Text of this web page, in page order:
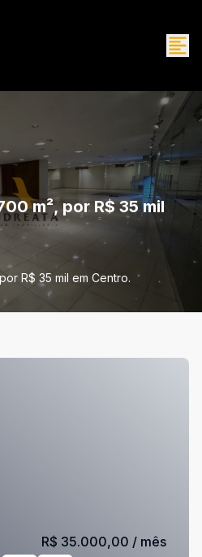
m², por R$ 35 mil
R$ 35 mil em Centro.
R$ 35.000,00 / mês